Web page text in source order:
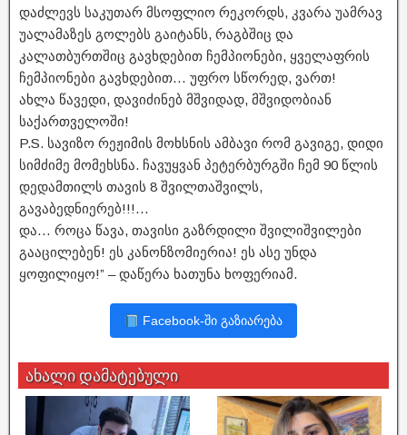
დაძლევს საკუთარ მსოფლიო რეკორდს, კვარა უამრავ
უალამაზეს გოლებს გაიტანს, რაგბშიც და
კალათბურთშიც გავხდებით ჩემპიონები, ყველაფრის
ჩემპიონები გავხდებით… უფრო სწორედ, ვართ!
ახლა წავედი, დავიძინებ მშვიდად, მშვიდობიან
საქართველოში!
P.S. სავიზო რეჟიმის მოხსნის ამბავი რომ გავიგე, დიდი
სიმძიმე მომეხსნა. ჩავუყვან პეტერბურგში ჩემ 90 წლის
დედამთილს თავის 8 შვილთაშვილს,
გავაბედნიერებ!!!…
და… როცა წავა, თავისი გაზრდილი შვილიშვილები
გააცილებენ! ეს კანონზომიერია! ეს ასე უნდა
ყოფილიყო!” – დაწერა ხათუნა ხოფერიამ.
Facebook-ში გაზიარება
ახალი დამატებული